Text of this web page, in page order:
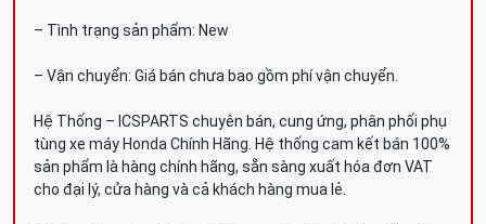
– Tình trạng sản phẩm: New
– Vận chuyển: Giá bán chưa bao gồm phí vận chuyển.
Hệ Thống – ICSPARTS chuyên bán, cung ứng, phân phối phụ
tùng xe máy Honda Chính Hãng. Hệ thống cam kết bán 100%
sản phẩm là hàng chính hãng, sẵn sàng xuất hóa đơn VAT
cho đại lý, cửa hàng và cả khách hàng mua lẻ.